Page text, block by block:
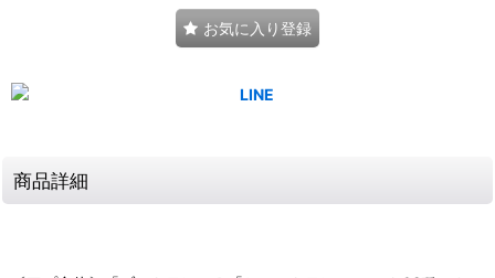
お気に入り登録
商品詳細